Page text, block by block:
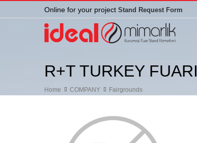
Online for your project Stand Request Form
R+T TURKEY FUARI
Home COMPANY Fairgrounds